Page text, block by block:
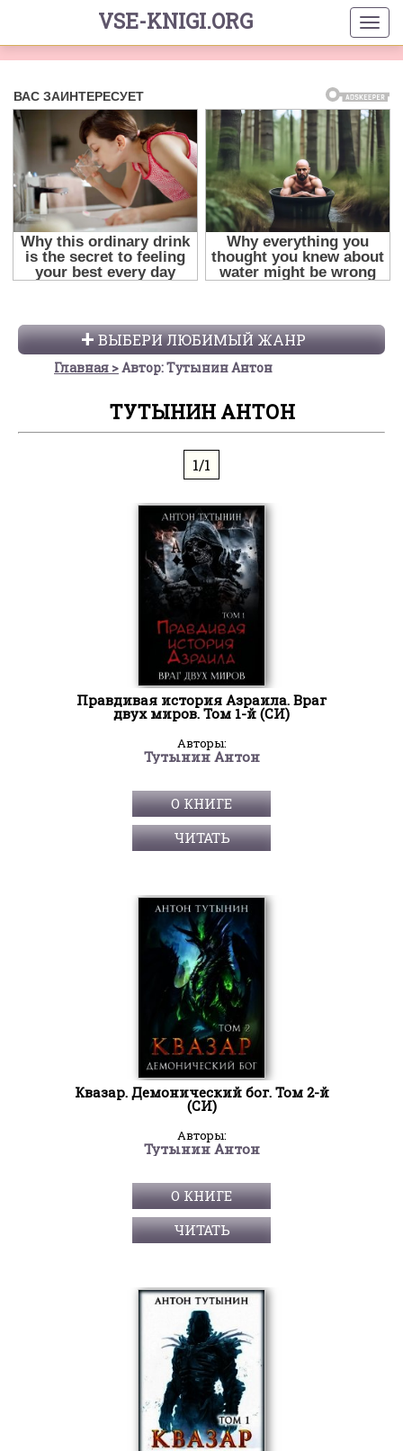
VSE-KNIGI.ORG
ВЫБЕРИ ЛЮБИМЫЙ ЖАНР
Главная Автор: Тутынин Антон
ТУТЫНИН АНТОН
1/1
Правдивая история Азраила. Враг
двух миров. Том 1-й (СИ)
Авторы:
Тутынин Антон
О КНИГЕ
ЧИТАТЬ
Квазар. Демонический бог. Том 2-й
(СИ)
Авторы:
Тутынин Антон
О КНИГЕ
ЧИТАТЬ